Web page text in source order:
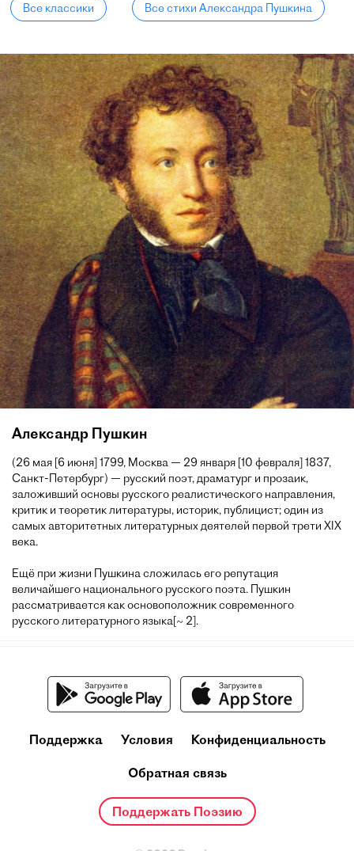
Все классики Все стихи Александра Пушкина
Александр Пушкин
(26 мая [6 июня] 1799, Москва — 29 января [10 февраля] 1837,
Санкт-Петербург) — русский поэт, драматург и прозаик,
заложивший основы русского реалистического направления,
критик и теоретик литературы, историк, публицист; один из
самых авторитетных литературных деятелей первой трети XIX
века.
Ещё при жизни Пушкина сложилась его репутация
величайшего национального русского поэта. Пушкин
рассматривается как основоположник современного
русского литературного языка[~ 2].
Поддержка Условия Конфиденциальность
Обратная связь
Поддержать Поэзию